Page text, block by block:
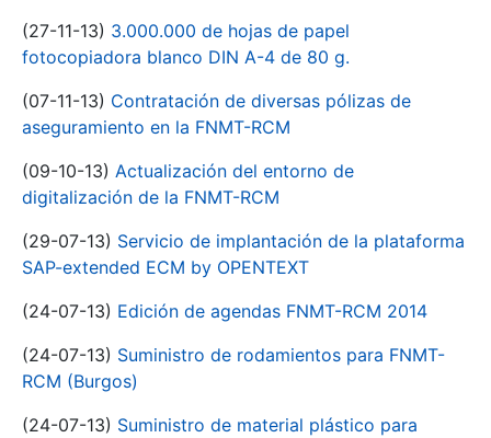
(27-11-13) 3.000.000 de hojas de papel
fotocopiadora blanco DIN A-4 de 80 g.
(07-11-13) Contratación de diversas pólizas de
aseguramiento en la FNMT-RCM
(09-10-13) Actualización del entorno de
digitalización de la FNMT-RCM
(29-07-13) Servicio de implantación de la plataforma
SAP-extended ECM by OPENTEXT
(24-07-13) Edición de agendas FNMT-RCM 2014
(24-07-13) Suministro de rodamientos para FNMT-
RCM (Burgos)
(24-07-13) Suministro de material plástico para